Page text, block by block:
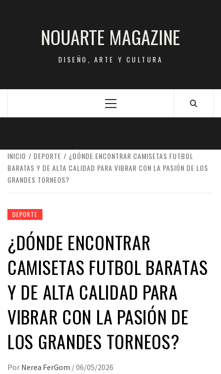
NOUARTE MAGAZINE
DISEÑO, ARTE Y CULTURA
Menú
INICIO DEPORTE
¿DÓNDE ENCONTRAR CAMISETAS FUTBOL
BARATAS Y DE ALTA CALIDAD PARA VIBRAR CON LA PASIÓN DE LOS
GRANDES TORNEOS?
DEPORTE
¿DÓNDE ENCONTRAR
CAMISETAS FUTBOL BARATAS
Y DE ALTA CALIDAD PARA
VIBRAR CON LA PASIÓN DE
LOS GRANDES TORNEOS?
Por Nerea FerGom /06/05/2026